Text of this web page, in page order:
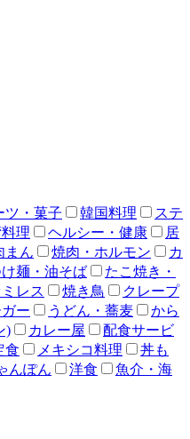
ツ・菓子 韓国料理
ステ
理 ヘルシー・健康
居
まん 焼肉・ホルモン
カ
麺・油そば
たこ焼き・
レス 焼き鳥
クレープ
ー
うどん・蕎麦
から
) カレー屋
配食サービ
食 メキシコ料理
丼も
んぽん 洋食
魚介・海